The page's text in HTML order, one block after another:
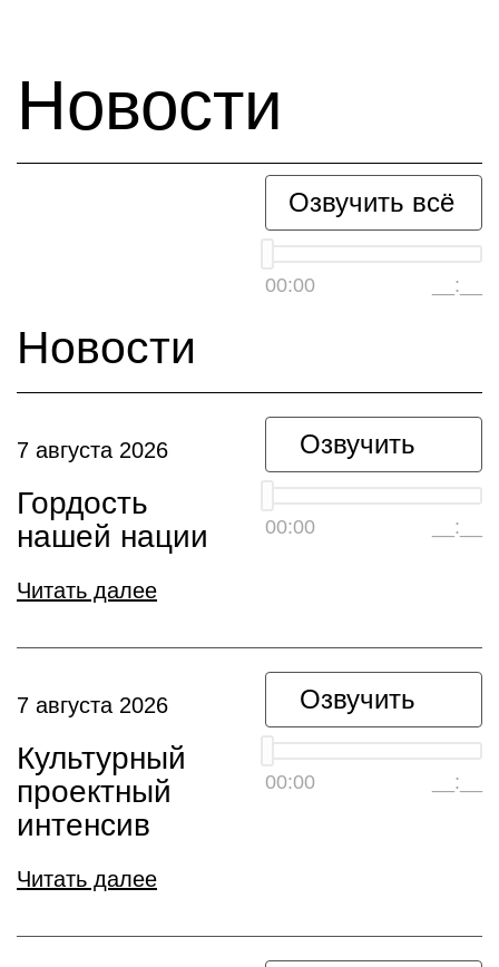
Новости
Озвучить всё
00:00 __:__
Новости
Озвучить
00:00 __:__
7 августа 2026
Гордость
нашей нации
Читать далее
Озвучить
00:00 __:__
7 августа 2026
Культурный
проектный
интенсив
Читать далее